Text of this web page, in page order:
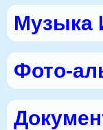
Музыка
Фото-